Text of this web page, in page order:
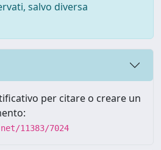
salvo diversa
per citare o creare un
11383/7024